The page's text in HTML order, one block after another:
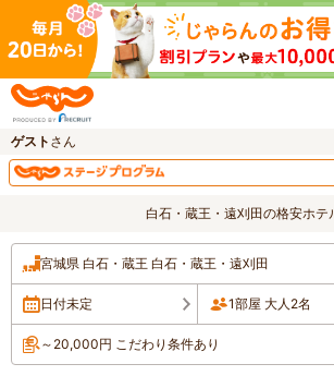
ゲスト さん
白石・蔵王・遠刈田の格安ホテ
宮城県 白石・蔵王 白石・蔵王・遠刈田
日付未定 1部屋 大人2名
～20,000円 こだわり条件あり